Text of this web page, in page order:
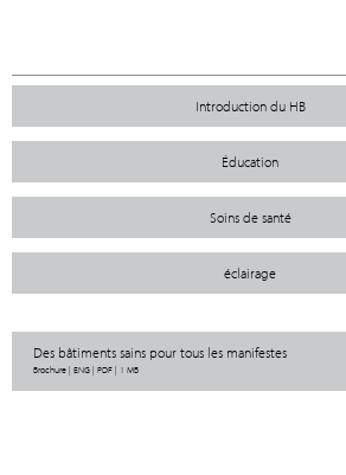
Introduction du HB
Éducation
Soins de santé
éclairage
Des bâtiments sains pour tous les manifestes
Brochure | ENG | PDF | 1 MB